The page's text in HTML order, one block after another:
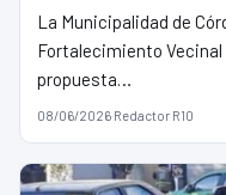
La Municipalidad de
Fortalecimiento
propuesta…
08/06/2026·Redactor R10